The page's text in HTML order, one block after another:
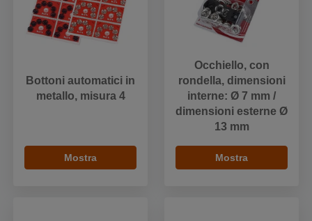
Bottoni automatici in
metallo, misura 4
Mostra
Occhiello, con
rondella, dimensioni
interne: Ø 7 mm /
dimensioni esterne Ø
13 mm
Mostra